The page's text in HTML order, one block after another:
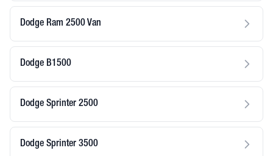
Dodge Ram 2500 Van
Dodge B1500
Dodge Sprinter 2500
Dodge Sprinter 3500